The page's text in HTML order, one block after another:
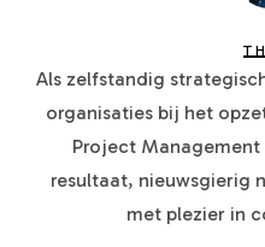
Als zelfstandig
organisaties bij het
Project
resultaat, nieuwsgierig
met plezier in